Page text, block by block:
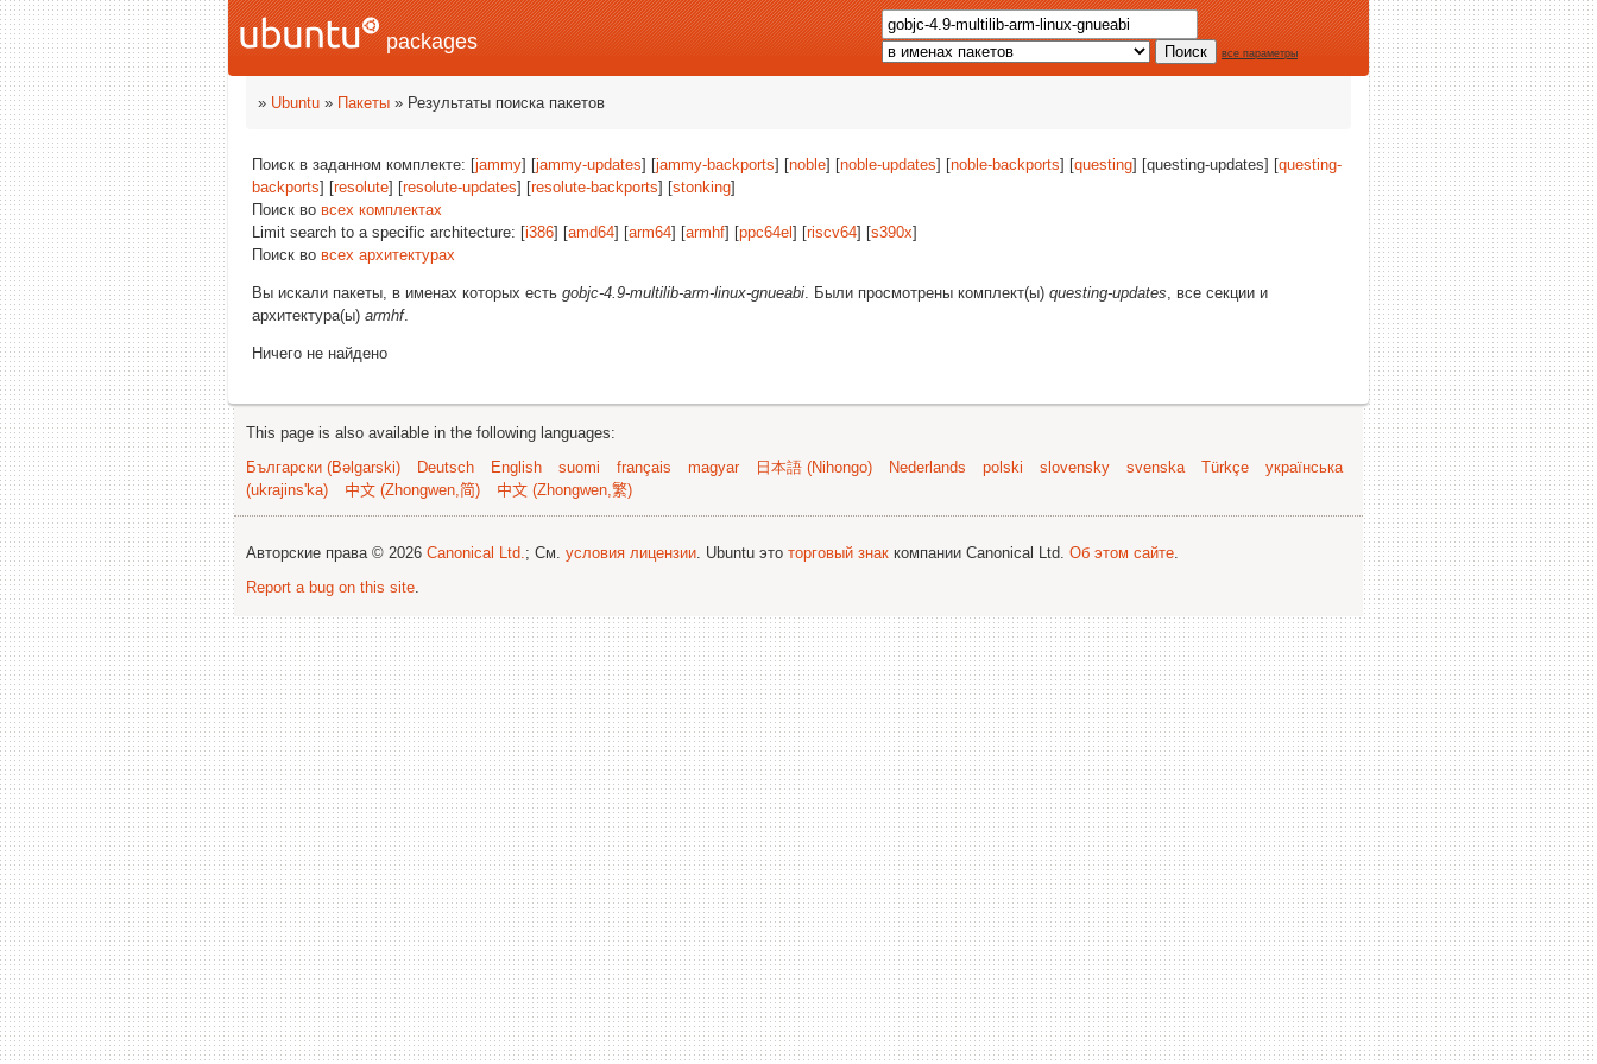
packages все параметры
» Ubuntu » Пакеты » Результаты поиска пакетов
Поиск в заданном комплекте: [jammy] [jammy-updates] [jammy-backports] [noble] [noble-updates] [noble-backports] [questing] [questing-updates] [questing-
backports] [resolute] [resolute-updates] [resolute-backports] [stonking]
Поиск во всех комплектах
Limit search to a specific architecture: [i386] [amd64] [arm64] [armhf] [ppc64el ] [riscv64] [s390x]
Поиск во всех архитектурах
Вы искали пакеты, в именах которых есть gobjc-4.9-multilib-arm-linux-gnueabi. Были просмотрены комплект(ы) questing-updates, все секции и
архитектура(ы) armhf.
Ничего не найдено
This page is also available in the following languages:
Български (Bəlgarski)
Deutsch English suomi français magyar 日本語 (Nihongo) Nederlands polski slovensky svenska Türkçe
українська
(ukrajins'ka)
中文 (Zhongwen,简) 中文 (Zhongwen,繁)
Авторские права © 2026 Canonical Ltd.; См. условия лицензии. Ubuntu это торговый знак компании Canonical Ltd. Об этом сайте.
Report a bug on this site.